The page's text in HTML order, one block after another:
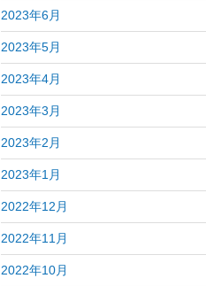
2023年6月
2023年5月
2023年4月
2023年3月
2023年2月
2023年1月
2022年12月
2022年11月
2022年10月